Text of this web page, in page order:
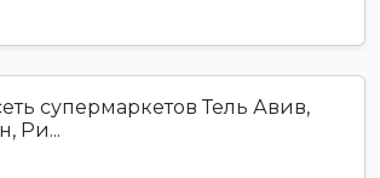
супермаркетов Тель Авив,
Ри...